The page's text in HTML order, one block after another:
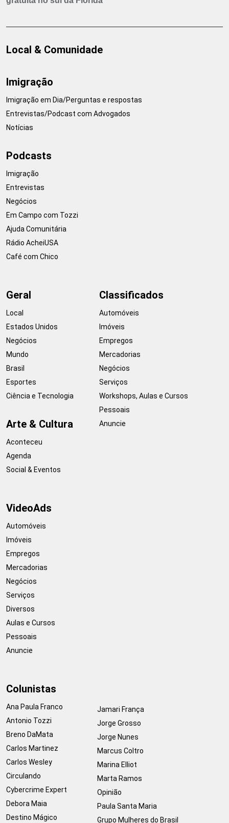
Local & Comunidade
Imigração
Imigração em Dia/Perguntas e respostas
Entrevistas/Podcast com Advogados
Notícias
Podcasts
Imigração
Entrevistas
Negócios
Em Campo com Tozzi
Ajuda Comunitária
Rádio AcheiUSA
Café com Chico
Geral
Local
Estados Unidos
Negócios
Mundo
Brasil
Esportes
Ciência e Tecnologia
Arte & Cultura
Aconteceu
Agenda
Social & Eventos
Classificados
Automóveis
Imóveis
Empregos
Mercadorias
Negócios
Serviços
Workshops, Aulas e Cursos
Pessoais
Anuncie
VideoAds
Automóveis
Imóveis
Empregos
Mercadorias
Negócios
Serviços
Diversos
Aulas e Cursos
Pessoais
Anuncie
Colunistas
Ana Paula Franco
Antonio Tozzi
Breno DaMata
Carlos Martinez
Carlos Wesley
Circulando
Cybercrime Expert
Debora Maia
Destino Mágico
Jamari França
Jorge Grosso
Jorge Nunes
Marcus Coltro
Marina Elliot
Marta Ramos
Opinião
Paula Santa Maria
Grupo Mulheres do Brasil